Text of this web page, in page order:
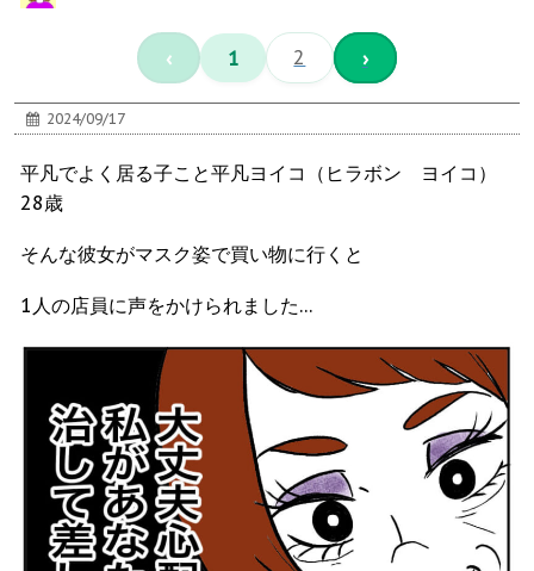
‹ 1 2 ›
2024/09/17
平凡でよく居る子こと平凡ヨイコ（ヒラボン ヨイコ）
28歳
そんな彼女がマスク姿で買い物に行くと
1人の店員に声をかけられました…